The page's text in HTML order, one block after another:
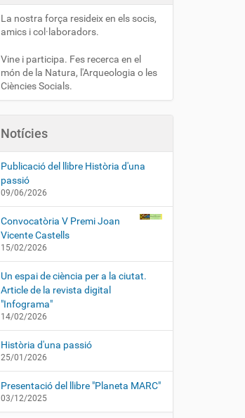
La nostra força resideix en els socis,
amics i col·laboradors.
Vine i participa. Fes recerca en el
món de la Natura, l'Arqueologia o les
Ciències Socials.
Notícies
Publicació del llibre Història d'una
passió
09/06/2026
Convocatòria V Premi Joan
Vicente Castells
15/02/2026
Un espai de ciència per a la ciutat.
Article de la revista digital
"Infograma"
14/02/2026
Història d'una passió
25/01/2026
Presentació del llibre "Planeta MARC"
03/12/2025